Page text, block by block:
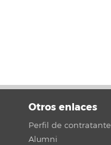
Otros enlaces
Perfil de contratante
Alumni